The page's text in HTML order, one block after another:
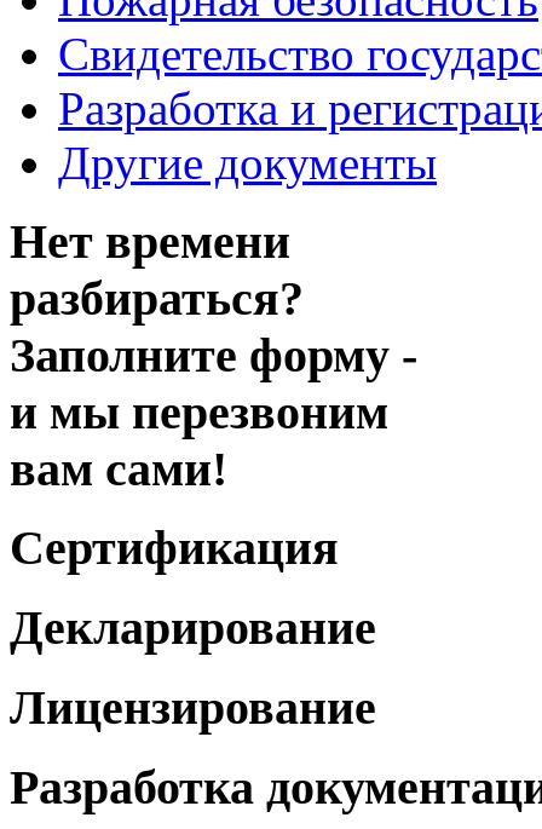
Свидетельство
Разработка и
Другие документы
Нет времени
разбираться?
Заполните форму -
и мы перезвоним
вам сами!
Сертификация
Декларирование
Лицензирование
Разработка